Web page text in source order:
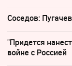
Соседов:
"Придется
войне с Россией